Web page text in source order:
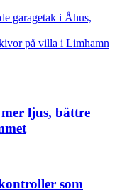
garagetak i Åhus,
på villa i Limhamn
ljus, bättre
som